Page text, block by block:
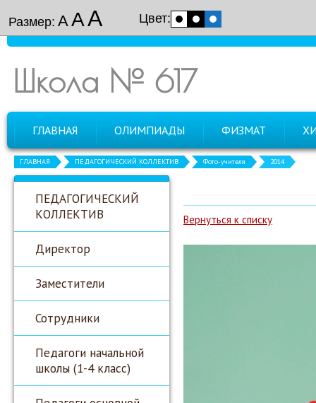
Размер: ААА Цвет:
Школа № 617
ГЛАВНАЯ ОЛИМПИАДЫ ФИЗМАТ
ГЛАВНАЯ ПЕДАГОГИЧЕСКИЙ КОЛЛЕКТИВ Фото-учителя 2014
ПЕДАГОГИЧЕСКИЙ
КОЛЛЕКТИВ
Директор
Заместители
Сотрудники
Педагоги начальной
школы (1-4 класс)
Вернуться к списку